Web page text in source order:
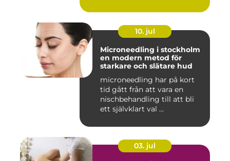
10. jul
Microneedling i stockholm
en modern metod för
starkare och slätare hud
microneedling har på kort
tid gått från att vara en
nischbehandling till att bli
ett självklart val ...
03. jul